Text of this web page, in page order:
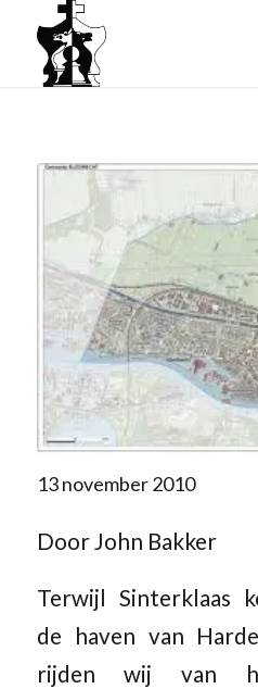
13 november 2010
Door John Bakker
Terwijl Sinterklaas
de haven van
rijden wij van